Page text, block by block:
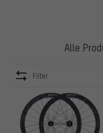
Alle
Filter